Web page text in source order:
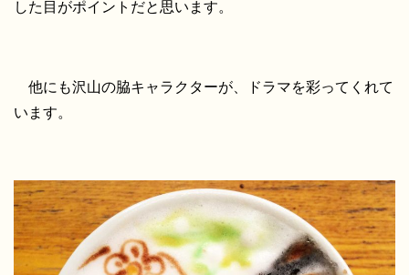
した目がポイントだと思います。
他にも沢山の脇キャラクターが、ドラマを彩ってくれて
います。